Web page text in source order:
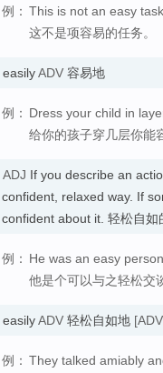
例： This is not an easy task.
这不是项容易的任务。
easilyADV 容易地
例： Dress your child in
给你的孩子穿几层你能
ADJ If you describe an
confident, relaxed way. If
confident about it. 轻松自如
例： He was an easy
他是个可以与之轻松交
easilyADV 轻松自如地
例： They talked amiably